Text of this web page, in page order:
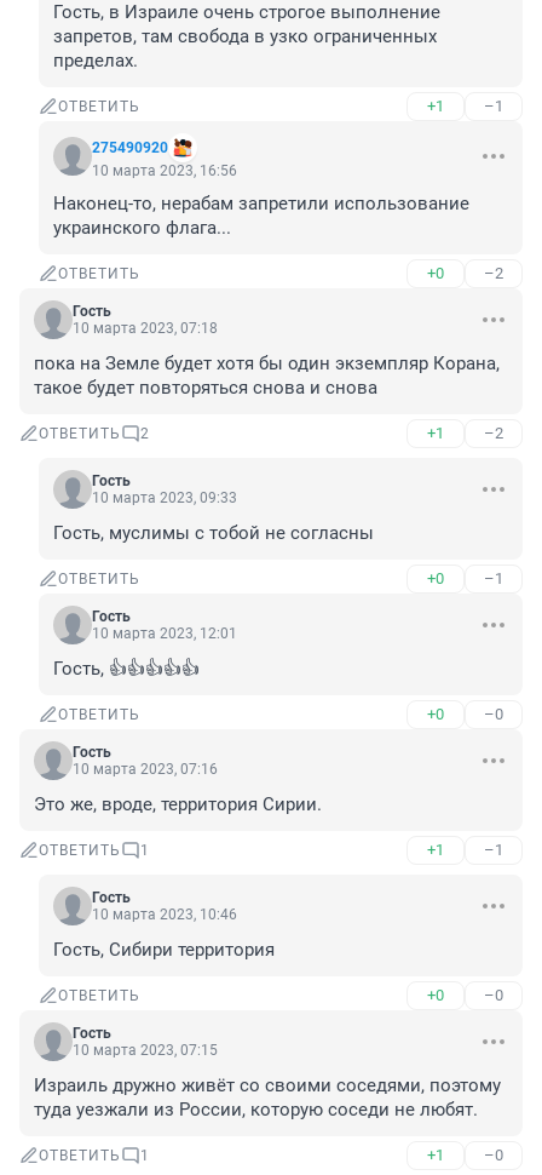
Гость, в Израиле очень строгое выполнение
запретов, там свобода в узко ограниченных
пределах.
ОТВЕТИТЬ +1 –1
275490920
10 марта 2023, 16:56
Наконец-то, нерабам запретили использование
украинского флага...
ОТВЕТИТЬ +0 –2
Гость
10 марта 2023, 07:18
пока на Земле будет хотя бы один экземпляр Корана,
такое будет повторяться снова и снова
ОТВЕТИТЬ 2 +1 –2
Гость
10 марта 2023, 09:33
Гость, муслимы с тобой не согласны
ОТВЕТИТЬ +0 –1
Гость
10 марта 2023, 12:01
Гость, 👍👍👍👍👍
ОТВЕТИТЬ +0 –0
Гость
10 марта 2023, 07:16
Это же, вроде, территория Сирии.
ОТВЕТИТЬ 1 +1 –1
Гость
10 марта 2023, 10:46
Гость, Сибири территория
ОТВЕТИТЬ +0 –0
Гость
10 марта 2023, 07:15
Израиль дружно живёт со своими соседями, поэтому
туда уезжали из России, которую соседи не любят.
ОТВЕТИТЬ 1 +1 –0